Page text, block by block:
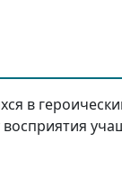
в
восприятия